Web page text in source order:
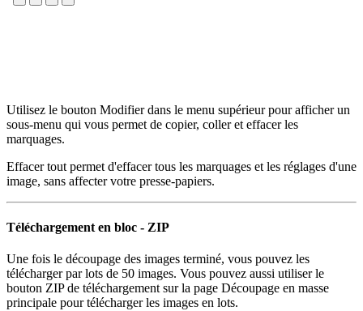
Utilisez le bouton Modifier dans le menu supérieur pour afficher un
sous-menu qui vous permet de copier, coller et effacer les
marquages.
Effacer tout permet d'effacer tous les marquages et les réglages d'une
image, sans affecter votre presse-papiers.
Téléchargement en bloc - ZIP
Une fois le découpage des images terminé, vous pouvez les
télécharger par lots de 50 images. Vous pouvez aussi utiliser le
bouton ZIP de téléchargement sur la page Découpage en masse
principale pour télécharger les images en lots.